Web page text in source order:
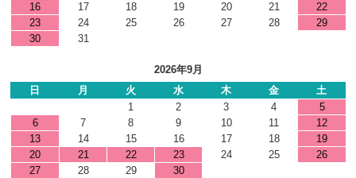
16
17 18 19 20 21
22
23
24 25 26 27 28
29
30
31
2026年9月
日
月 火 水 木 金
土
1
2 3 4
5
6
7 8 9 10 11
12
13
14 15 16 17 18
19
20
21 22 23 24 25
26
27
28 29 30